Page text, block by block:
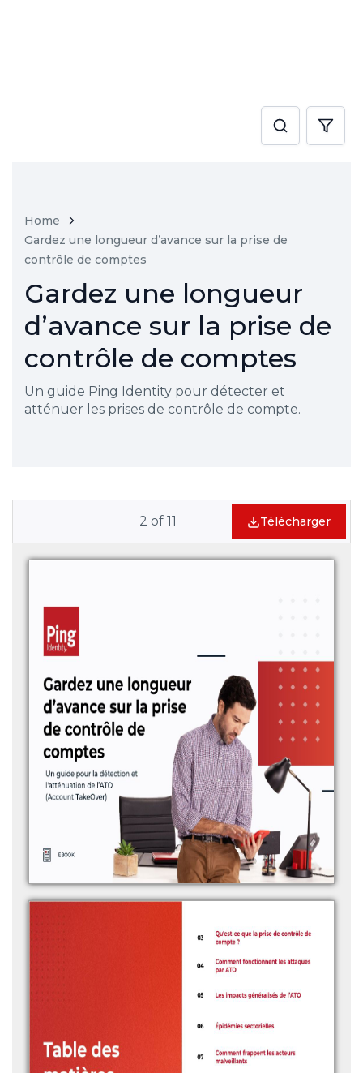
Home
Gardez une longueur d’avance sur la prise de
contrôle de comptes
Gardez une longueur
d’avance sur la prise de
contrôle de comptes
Un guide Ping Identity pour détecter et
atténuer les prises de contrôle de compte.
2 of 11 Télécharger